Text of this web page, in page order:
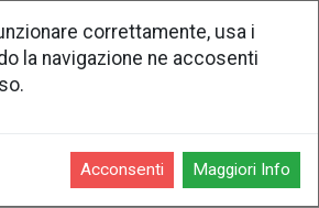
-
correttamente, usa i
la navigazione ne accosenti
Acconsenti Maggiori Info